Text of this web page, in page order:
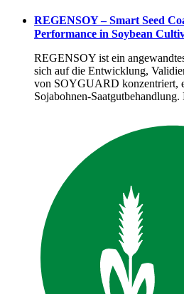
REGENSOY – Smart Seed
Performance in Soybean
REGENSOY ist ein
sich auf die Entwicklung,
von SOYGUARD konzentriert,
Sojabohnen-